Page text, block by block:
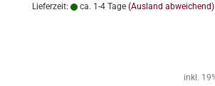
Lieferzeit:
ca. 1-4 Tage (Ausland abweichend)
inkl.